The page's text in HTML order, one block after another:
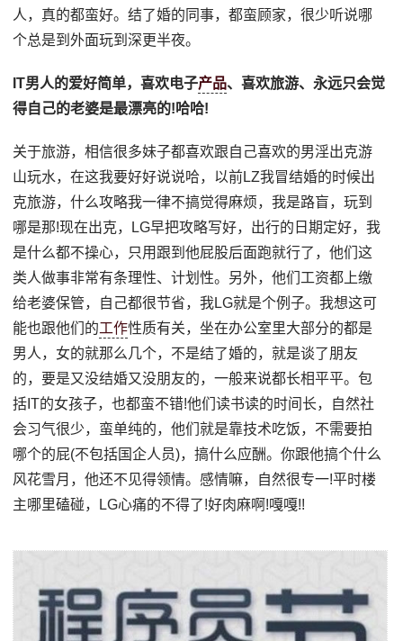
人，真的都蛮好。结了婚的同事，都蛮顾家，很少听说哪
个总是到外面玩到深更半夜。
IT男人的爱好简单，喜欢电子产品、喜欢旅游、永远只会觉
得自己的老婆是最漂亮的!哈哈!
关于旅游，相信很多妹子都喜欢跟自己喜欢的男淫出克游
山玩水，在这我要好好说说哈，以前LZ我冒结婚的时候出
克旅游，什么攻略我一律不搞觉得麻烦，我是路盲，玩到
哪是那!现在出克，LG早把攻略写好，出行的日期定好，我
是什么都不操心，只用跟到他屁股后面跑就行了，他们这
类人做事非常有条理性、计划性。另外，他们工资都上缴
给老婆保管，自己都很节省，我LG就是个例子。我想这可
能也跟他们的工作性质有关，坐在办公室里大部分的都是
男人，女的就那么几个，不是结了婚的，就是谈了朋友
的，要是又没结婚又没朋友的，一般来说都长相平平。包
括IT的女孩子，也都蛮不错!他们读书读的时间长，自然社
会习气很少，蛮单纯的，他们就是靠技术吃饭，不需要拍
哪个的屁(不包括国企人员)，搞什么应酬。你跟他搞个什么
风花雪月，他还不见得领情。感情嘛，自然很专一!平时楼
主哪里磕碰，LG心痛的不得了!好肉麻啊!嘎嘎!!